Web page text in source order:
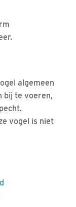
algemeen
bij te voeren,
vogel is niet